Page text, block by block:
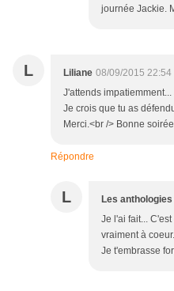
journée Jackie.
L Liliane 08/09/2015 22:54
J'attends
Je crois que tu as
Merci.<br /> Bonne
Répondre
L Les
Je l'ai fait...
vraiment à
Je t'embrasse